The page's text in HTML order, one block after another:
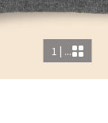
1 | ...